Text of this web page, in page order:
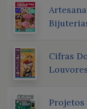
Cifras
Projetos